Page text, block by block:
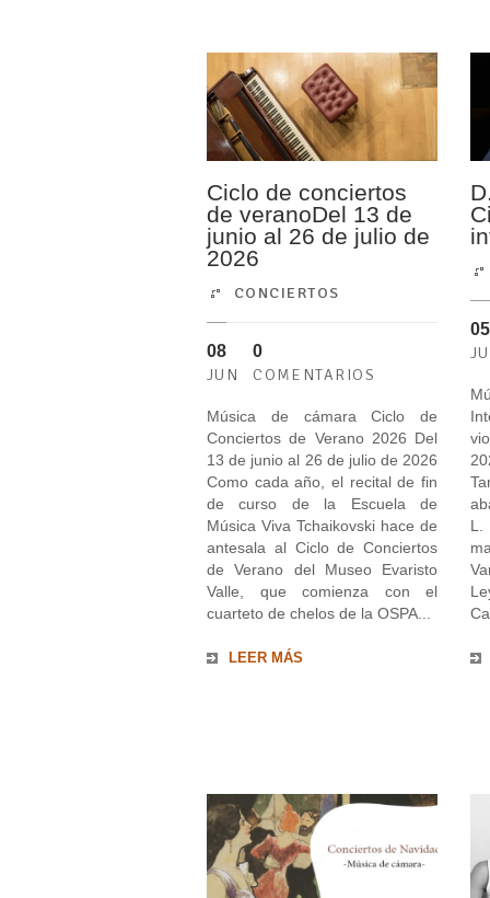
Ciclo de conciertos
de veranoDel 13 de
junio al 26 de julio de
2026
CONCIERTOS
08
JUN
0
COMENTARIOS
Música de cámara Ciclo de
Conciertos de Verano 2026 Del
13 de junio al 26 de julio de 2026
Como cada año, el recital de fin
de curso de la Escuela de
Música Viva Tchaikovski hace de
antesala al Ciclo de Conciertos
de Verano del Museo Evaristo
Valle, que comienza con el
cuarteto de chelos de la OSPA...
LEER MÁS
05
L.